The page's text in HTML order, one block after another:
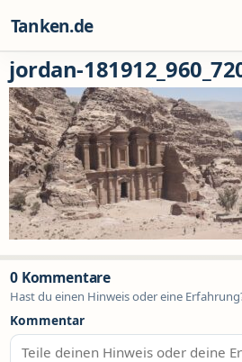
Tanken.de
jordan-
0 Kommentare
Hast du einen Hinweis oder eine
Kommentar